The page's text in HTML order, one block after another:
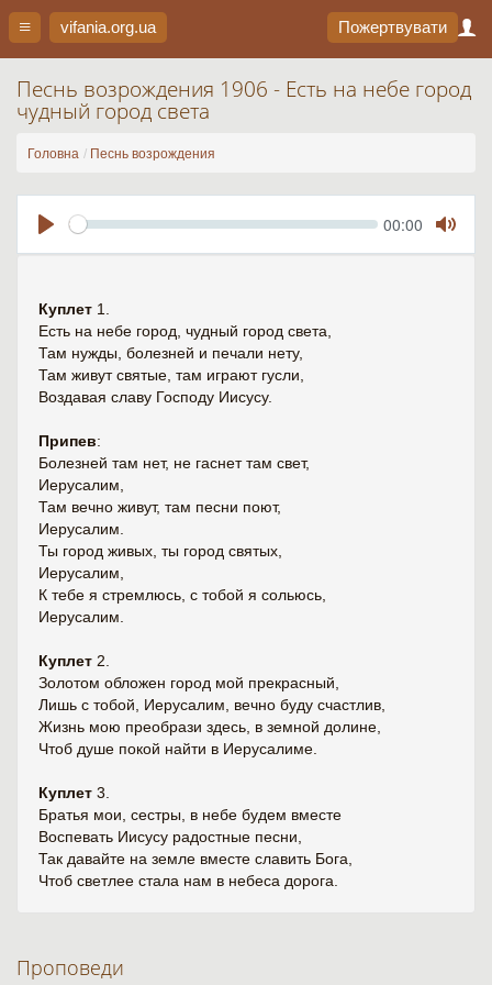
vifania.org.ua Пожертвувати
Песнь возрождения 1906 - Есть на небе город
чудный город света
Головна Песнь возрождения
Seek Current
00:00
Mute
Куплет 1.
Есть на небе город, чудный город света,
Там нужды, болезней и печали нету,
Там живут святые, там играют гусли,
Воздавая славу Господу Иисусу.
Припев:
Болезней там нет, не гаснет там свет,
Иерусалим,
Там вечно живут, там песни поют,
Иерусалим.
Ты город живых, ты город святых,
Иерусалим,
К тебе я стремлюсь, с тобой я сольюсь,
Иерусалим.
Куплет 2.
Золотом обложен город мой прекрасный,
Лишь с тобой, Иерусалим, вечно буду счастлив,
Жизнь мою преобрази здесь, в земной долине,
Чтоб душе покой найти в Иерусалиме.
Куплет 3.
Братья мои, сестры, в небе будем вместе
Воспевать Иисусу радостные песни,
Так давайте на земле вместе славить Бога,
Чтоб светлее стала нам в небеса дорога.
Проповеди